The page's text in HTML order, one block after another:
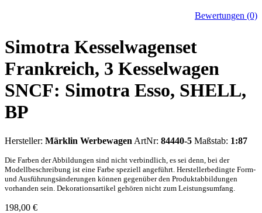
Bewertungen (0)
Simotra Kesselwagenset
Frankreich, 3 Kesselwagen
SNCF: Simotra Esso, SHELL,
BP
Hersteller: Märklin Werbewagen ArtNr: 84440-5 Maßstab: 1:87
Die Farben der Abbildungen sind nicht verbindlich, es sei denn, bei der
Modellbeschreibung ist eine Farbe speziell angeführt. Herstellerbedingte Form-
und Ausführungsänderungen können gegenüber den Produktabbildungen
vorhanden sein. Dekorationsartikel gehören nicht zum Leistungsumfang.
198,00 €